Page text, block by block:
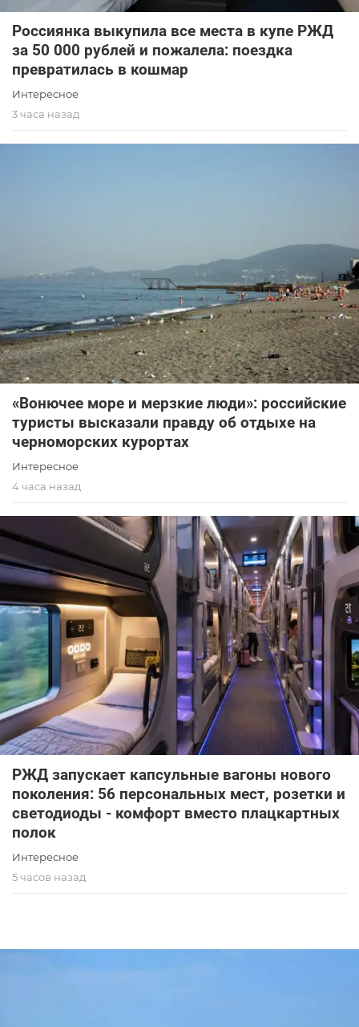
Россиянка выкупила все места в купе РЖД
за 50 000 рублей и пожалела: поездка
превратилась в кошмар
Интересное
3 часа назад
«Вонючее море и мерзкие люди»: российские
туристы высказали правду об отдыхе на
черноморских курортах
Интересное
4 часа назад
РЖД запускает капсульные вагоны нового
поколения: 56 персональных мест, розетки и
светодиоды - комфорт вместо плацкартных
полок
Интересное
5 часов назад